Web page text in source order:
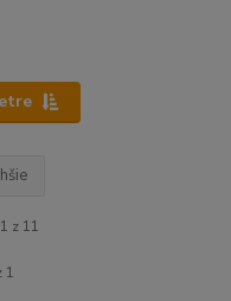
z 11
1